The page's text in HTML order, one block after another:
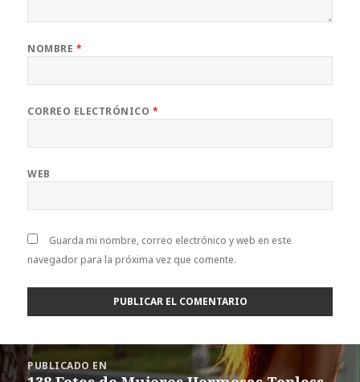
NOMBRE *
CORREO ELECTRÓNICO *
WEB
Guarda mi nombre, correo electrónico y web en este
navegador para la próxima vez que comente.
Navegación
de
PUBLICADO EN